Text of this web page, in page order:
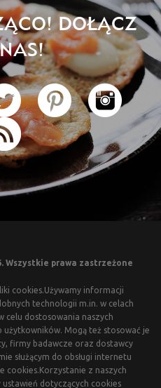
DOŁĄCZ
Wszystkie prawa zastrzeżone
cookies.Używamy informacji
technologii m.in. w celach
celu dostosowania naszych
Mogą też stosować je
firmy badawcze oraz dostawcy
służącym do obsługi internetu
cookies.Korzystanie z naszych
dotyczących cookies